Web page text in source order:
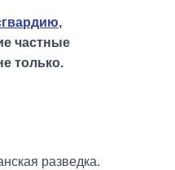
,
частные
только.
разведка.